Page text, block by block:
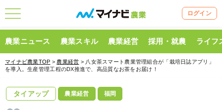
ログイン
農業ニュース 農業スキル 農業経営 採用・就農 ライフ
マイナビ農業TOP > 農業経営 > 八女茶スマート農業管理組合が「栽培日誌アプリ」
を導入。生産管理工程のDX推進で、高品質なお茶をお届け！
タイアップ 農業経営 福岡